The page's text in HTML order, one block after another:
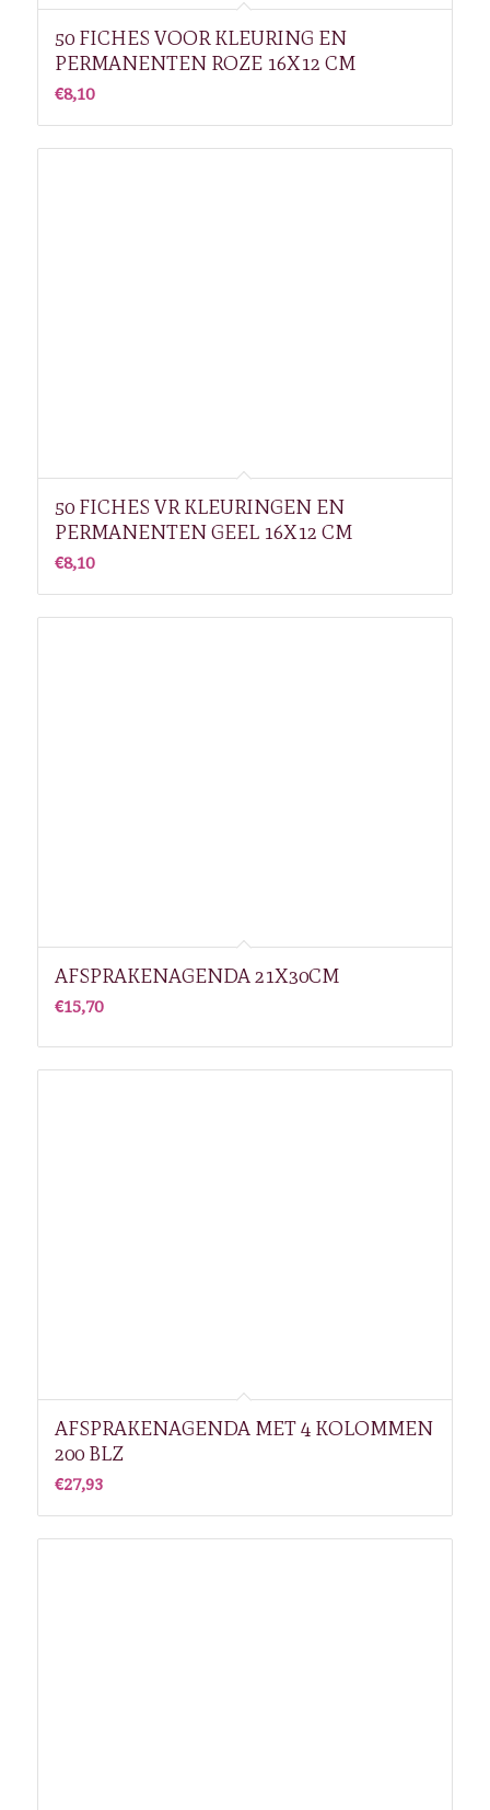
50 FICHES VOOR KLEURING EN
PERMANENTEN ROZE 16X12 CM
€8,10
50 FICHES VR KLEURINGEN EN
PERMANENTEN GEEL 16X12 CM
€8,10
AFSPRAKENAGENDA 21X30CM
€15,70
AFSPRAKENAGENDA MET 4 KOLOMMEN
200 BLZ
€27,93